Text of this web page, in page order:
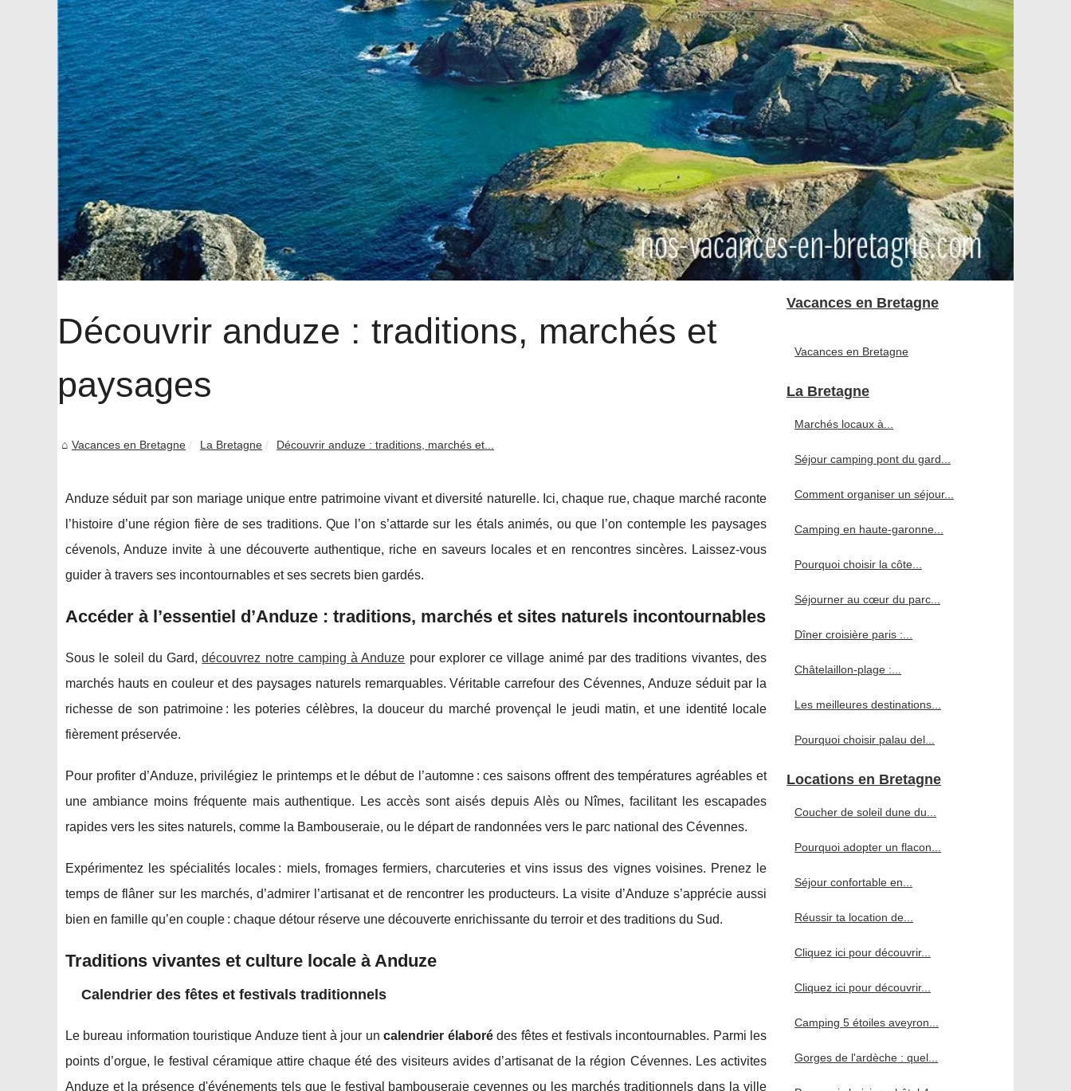
Découvrir anduze : traditions, marchés et
paysages
Vacances en Bretagne La Bretagne Découvrir anduze : traditions, marchés et...
Anduze séduit par son mariage unique entre patrimoine vivant et diversité naturelle. Ici, chaque rue, chaque marché raconte
l’histoire d’une région fière de ses traditions. Que l’on s’attarde sur les étals animés, ou que l’on contemple les paysages
cévenols, Anduze invite à une découverte authentique, riche en saveurs locales et en rencontres sincères. Laissez-vous
guider à travers ses incontournables et ses secrets bien gardés.
Accéder à l’essentiel d’Anduze : traditions, marchés et sites naturels incontournables
Sous le soleil du Gard,découvrez notre camping à Anduze pour explorer ce village animé par des traditions vivantes, des
marchés hauts en couleur et des paysages naturels remarquables. Véritable carrefour des Cévennes, Anduze séduit par la
richesse de son patrimoine : les poteries célèbres, la douceur du marché provençal le jeudi matin, et une identité locale
fièrement préservée.
Pour profiter d’Anduze, privilégiez le printemps et le début de l’automne : ces saisons offrent des températures agréables et
une ambiance moins fréquente mais authentique. Les accès sont aisés depuis Alès ou Nîmes, facilitant les escapades
rapides vers les sites naturels, comme la Bambouseraie, ou le départ de randonnées vers le parc national des Cévennes.
Expérimentez les spécialités locales : miels, fromages fermiers, charcuteries et vins issus des vignes voisines. Prenez le
temps de flâner sur les marchés, d’admirer l’artisanat et de rencontrer les producteurs. La visite d’Anduze s’apprécie aussi
bien en famille qu’en couple : chaque détour réserve une découverte enrichissante du terroir et des traditions du Sud.
Traditions vivantes et culture locale à Anduze
Calendrier des fêtes et festivals traditionnels
Le bureau information touristique Anduze tient à jour uncalendrier élaborédes fêtes et festivals incontournables. Parmi les
points d’orgue, le festival céramique attire chaque été des visiteurs avides d’artisanat de la région Cévennes. Les activites
Anduze et la présence d'événements tels que le festival bambouseraie cevennes ou les marchés traditionnels dans la ville
Vacances en Bretagne
Vacances en Bretagne
La Bretagne
Marchés locaux à...
Séjour camping pont du gard...
Comment organiser un séjour...
Camping en haute-garonne...
Pourquoi choisir la côte...
Séjourner au cœur du parc...
Dîner croisière paris :...
Châtelaillon-plage :...
Les meilleures destinations...
Pourquoi choisir palau del...
Locations en Bretagne
Coucher de soleil dune du...
Pourquoi adopter un flacon...
Séjour confortable en...
Réussir ta location de...
Cliquez ici pour découvrir...
Cliquez ici pour découvrir...
Camping 5 étoiles aveyron...
Gorges de l'ardèche : quel...